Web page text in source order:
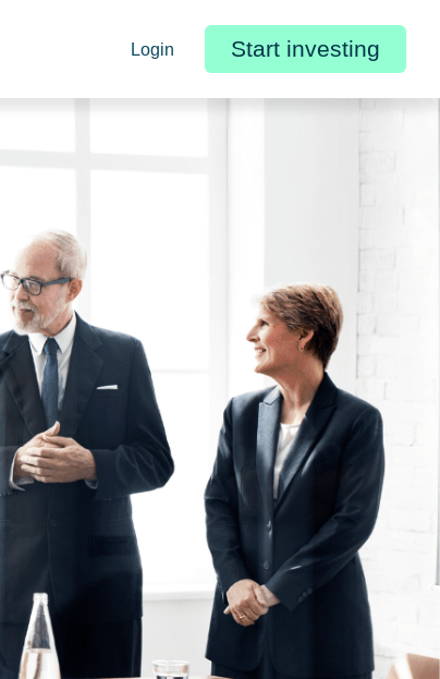
Login Start investing